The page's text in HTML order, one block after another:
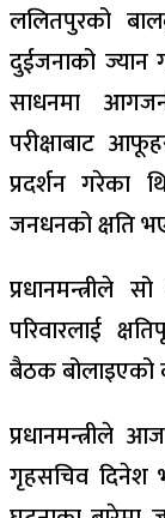
ललितपुरको
दुईजनाको ज्यान
साधनमा
परीक्षाबाट
प्रदर्शन गरेका
जनधनको क्षति
प्रधानमन्त्रीले
परिवारलाई
बैठक बोलाइएको
प्रधानमन्त्रीले
गृहसचिव दिनेश